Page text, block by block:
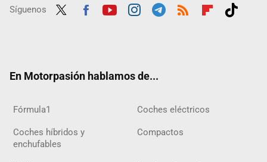
Síguenos
En Motorpasión hablamos de...
Fórmula1 Coches eléctricos
Coches híbridos y
enchufables
Compactos